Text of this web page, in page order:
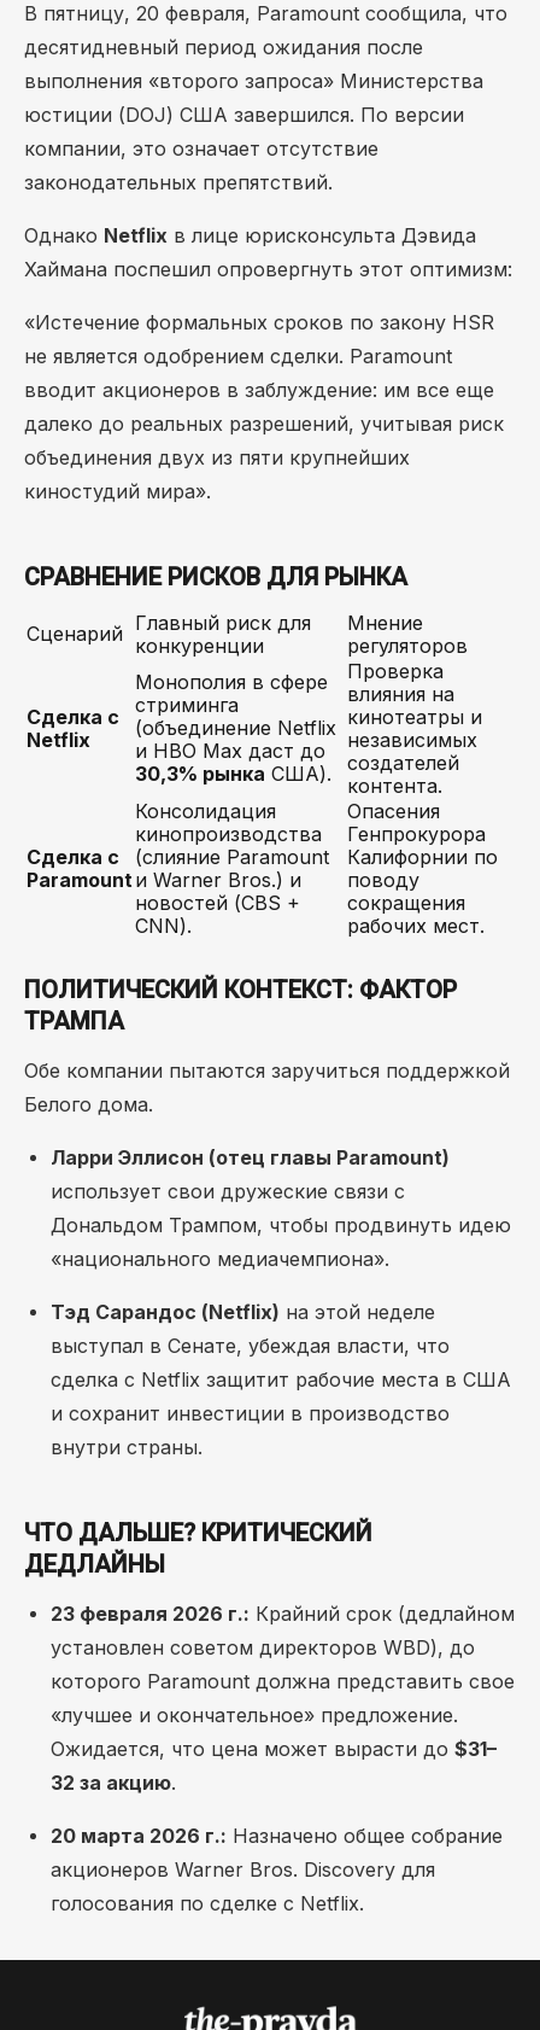
В пятницу, 20 февраля, Paramount сообщила, что
десятидневный период ожидания после
выполнения «второго запроса» Министерства
юстиции (DOJ) США завершился. По версии
компании, это означает отсутствие
законодательных препятствий.
Однако Netflix в лице юрисконсульта Дэвида
Хаймана поспешил опровергнуть этот оптимизм:
«Истечение формальных сроков по закону HSR
не является одобрением сделки. Paramount
вводит акционеров в заблуждение: им все еще
далеко до реальных разрешений, учитывая риск
объединения двух из пяти крупнейших
киностудий мира».
СРАВНЕНИЕ РИСКОВ ДЛЯ РЫНКА
Сценарий Главный риск для
конкуренции
Мнение
регуляторов
Сделка с
Netflix
Монополия в сфере
стриминга
(объединение Netflix
и HBO Max даст до
30,3% рынка США).
Проверка
влияния на
кинотеатры и
независимых
создателей
контента.
Сделка с
Paramount
Консолидация
кинопроизводства
(слияние Paramount
и Warner Bros.) и
новостей (CBS +
CNN).
Опасения
Генпрокурора
Калифорнии по
поводу
сокращения
рабочих мест.
ПОЛИТИЧЕСКИЙ КОНТЕКСТ: ФАКТОР
ТРАМПА
Обе компании пытаются заручиться поддержкой
Белого дома.
Ларри Эллисон (отец главы Paramount)
использует свои дружеские связи с
Дональдом Трампом, чтобы продвинуть идею
«национального медиачемпиона».
Тэд Сарандос (Netflix) на этой неделе
выступал в Сенате, убеждая власти, что
сделка с Netflix защитит рабочие места в США
и сохранит инвестиции в производство
внутри страны.
ЧТО ДАЛЬШЕ? КРИТИЧЕСКИЙ
ДЕДЛАЙНЫ
23 февраля 2026 г.: Крайний срок (дедлайном
установлен советом директоров WBD), до
которого Paramount должна представить свое
«лучшее и окончательное» предложение.
Ожидается, что цена может вырасти до $31–
32 за акцию.
20 марта 2026 г.: Назначено общее собрание
акционеров Warner Bros. Discovery для
голосования по сделке с Netflix.